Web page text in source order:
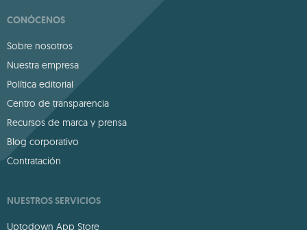
CONÓCENOS
Sobre nosotros
Nuestra empresa
Política editorial
Centro de transparencia
Recursos de marca y prensa
Blog corporativo
Contratación
NUESTROS SERVICIOS
Uptodown App Store